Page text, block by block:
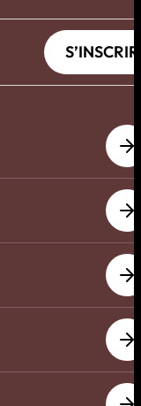
S’INSCRIR
S’INSCRIR